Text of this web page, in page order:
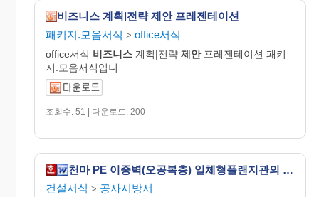
비즈니스 계획|전략 제안 프레젠테이션
패키지.모음서식 > office서식
office서식 비즈니스 계획|전략 제안프레젠테이션 패키
지.모음서식입니
조회수: 51 | 다운로드: 200
천마 PE 이중벽(오공복층) 일체형플랜지관의 시공시방서
건설서식 > 공사시방서